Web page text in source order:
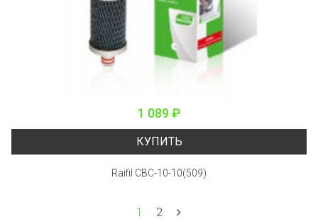
1 089 ₽
КУПИТЬ
Raifil CBC-10-10(509)
1
2